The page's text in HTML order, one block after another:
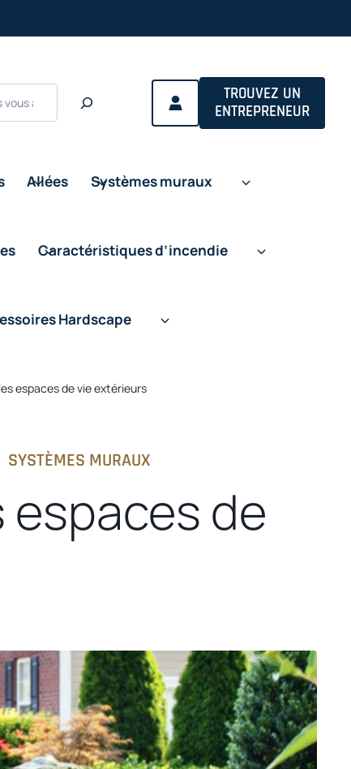
TROUVEZ UN
ENTREPRENEUR
Allées Systèmes muraux
Caractéristiques d’incendie
Hardscape
espaces de vie extérieurs
SYSTÈMES MURAUX
de